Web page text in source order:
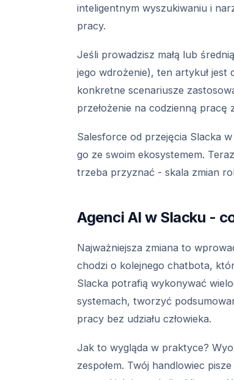
inteligentnym wyszukiwaniu i
pracy.
Jeśli prowadzisz małą lub
jego wdrożenie), ten artykuł jest
konkretne scenariusze
przełożenie na codzienną pracę
Salesforce od przejęcia Slacka
go ze swoim ekosystemem.
trzeba przyznać - skala zmian
Agenci AI w Slacku -
Najważniejsza zmiana to
chodzi o kolejnego chatbota,
Slacka potrafią wykonywać
systemach, tworzyć
pracy bez udziału człowieka.
Jak to wygląda w praktyce?
zespołem. Twój handlowiec